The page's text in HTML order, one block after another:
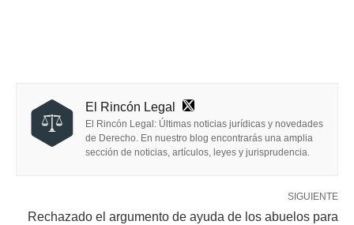
El Rincón Legal
El Rincón Legal: Últimas noticias jurídicas y novedades
de Derecho. En nuestro blog encontrarás una amplia
sección de noticias, artículos, leyes y jurisprudencia.
SIGUIENTE
Rechazado el argumento de ayuda de los abuelos para